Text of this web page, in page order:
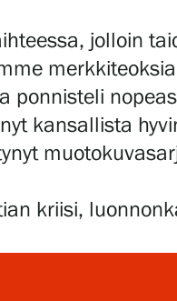
jolloin
kansallista
kriisi,